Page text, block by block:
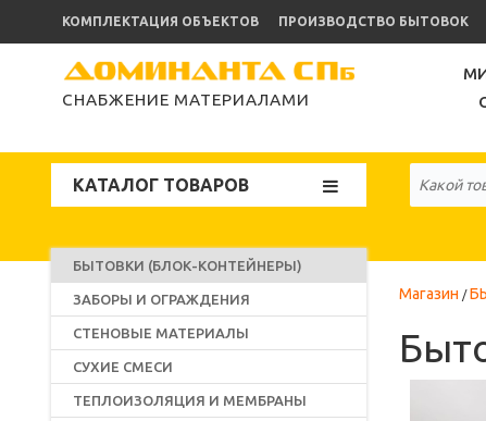
КОМПЛЕКТАЦИЯ ОБЪЕКТОВ ПРОИЗВОДСТВО БЫТОВОК
СНАБЖЕНИЕ МАТЕРИАЛАМИ
КАТАЛОГ ТОВАРОВ
БЫТОВКИ (БЛОК-КОНТЕЙНЕРЫ)
ЗАБОРЫ И ОГРАЖДЕНИЯ
СТЕНОВЫЕ МАТЕРИАЛЫ
СУХИЕ СМЕСИ
ТЕПЛОИЗОЛЯЦИЯ И МЕМБРАНЫ
Магазин